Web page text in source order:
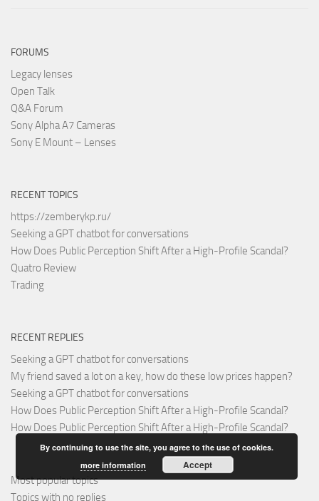
FORUMS
Legacy lenses
Open Talk
Q&A Forum
Sony Alpha A7 Cameras
Sony E Mount – Lenses
RECENT TOPICS
https://zemberykp.ru/
Seeking a GPT chatbot for conversations
How Does Public Perception Shift After a High-Profile Scandal?
Quatro Review
Trading
RECENT REPLIES
Seeking a GPT chatbot for conversations
My friend saved a lot on a key, how do these low prices happen?
Seeking a GPT chatbot for conversations
How Does Public Perception Shift After a High-Profile Scandal?
How Does Public Perception Shift After a High-Profile Scandal?
Most popular topics
Topics with no replies
By continuing to use the site, you agree to the use of cookies.
more information
Accept